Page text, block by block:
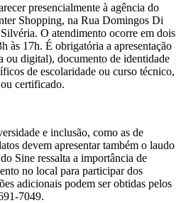
presencialmente à agência do
Shopping, na Rua Domingos Di
O atendimento ocorre em dois
às 17h. É obrigatória a apresentação
ou digital), documento de identidade
de escolaridade ou curso técnico,
certificado.
e inclusão, como as de
devem apresentar também o laudo
Sine ressalta a importância de
no local para participar dos
adicionais podem ser obtidas pelos
7049.